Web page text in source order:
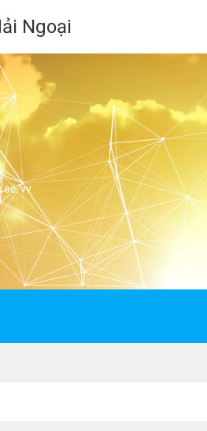
Ngoại
vv.